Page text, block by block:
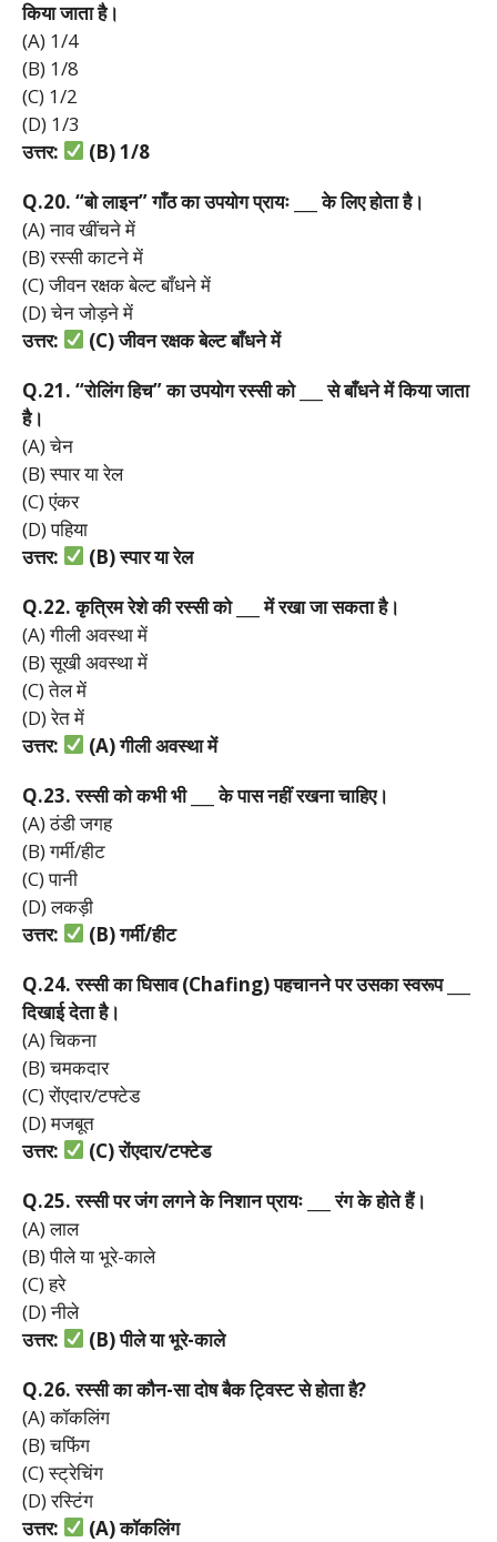
कियाजाताहै।
(A) 1/4
(B) 1/8
(C) 1/2
(D) 1/3
उत्तर:
(B) 1/8
Q.20. “बोलाइन”गाँठकाउपयोगप्रायः ___केलिएहोताहै।
(A) नाव खींचने में
(B) रस्सी काटने में
(C) जीवन रक्षक बेल्ट बाँधने में
(D) चेन जोड़ने में
उत्तर:
(C)जीवनरक्षकबेल्टबाँधनेमें
Q.21. “रोलिंगहिच”काउपयोगरस्सीको ___सेबाँधनेमेंकियाजाता
है।
(A) चेन
(B) स्पार या रेल
(C) एंकर
(D) पहिया
उत्तर:
(B)स्पारयारेल
Q.22.कृत्रिमरेशेकीरस्सीको ___मेंरखाजासकताहै।
(A) गीली अवस्था में
(B) सूखी अवस्था में
(C) तेल में
(D) रेत में
उत्तर:
(A)गीलीअवस्थामें
Q.23.रस्सीकोकभीभी ___केपासनहींरखनाचाहिए।
(A) ठंडी जगह
(B) गर्मी/हीट
(C) पानी
(D) लकड़ी
उत्तर:
(B)गर्मी/हीट
Q.24.रस्सीकाघिसाव (Chafing)पहचाननेपरउसकास्वरूप ___
दिखाईदेताहै।
(A) चिकना
(B) चमकदार
(C) रोंएदार/टफ्टेड
(D) मजबूत
उत्तर:
(C)रोंएदार/टफ्टेड
Q.25.रस्सीपरजंगलगनेकेनिशानप्रायः ___रंगकेहोतेहैं।
(A) लाल
(B) पीले या भूरे-काले
(C) हरे
(D) नीले
उत्तर:
(B)पीलेयाभूरे-काले
Q.26.रस्सीकाकौन-सादोषबैकट्विस्टसेहोताहै?
(A) कॉकलिंग
(B) चफिंग
(C) स्ट्रेचिंग
(D) रस्टिंग
उत्तर:
(A)कॉकलिंग